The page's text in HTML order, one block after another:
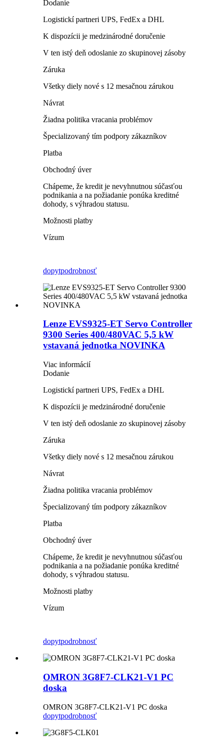
Dodanie
Logistickí partneri UPS, FedEx a DHL
K dispozícii je medzinárodné doručenie
V ten istý deň odoslanie zo skupinovej zásoby
Záruka
Všetky diely nové s 12 mesačnou zárukou
Návrat
Žiadna politika vracania problémov
Špecializovaný tím podpory zákazníkov
Platba
Obchodný úver
Chápeme, že kredit je nevyhnutnou súčasťou
podnikania a na požiadanie ponúka kreditné
dohody, s výhradou statusu.
Možnosti platby
Vízum
dopytpodrobnosť
Lenze EVS9325-ET Servo Controller
9300 Series 400/480VAC 5,5 kW
vstavaná jednotka NOVINKA
Viac informácií
Dodanie
Logistickí partneri UPS, FedEx a DHL
K dispozícii je medzinárodné doručenie
V ten istý deň odoslanie zo skupinovej zásoby
Záruka
Všetky diely nové s 12 mesačnou zárukou
Návrat
Žiadna politika vracania problémov
Špecializovaný tím podpory zákazníkov
Platba
Obchodný úver
Chápeme, že kredit je nevyhnutnou súčasťou
podnikania a na požiadanie ponúka kreditné
dohody, s výhradou statusu.
Možnosti platby
Vízum
dopytpodrobnosť
OMRON 3G8F7-CLK21-V1 PC
doska
OMRON 3G8F7-CLK21-V1 PC doska
dopytpodrobnosť